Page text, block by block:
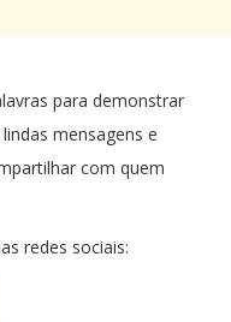
para demonstrar
mensagens e
com quem
redes sociais: